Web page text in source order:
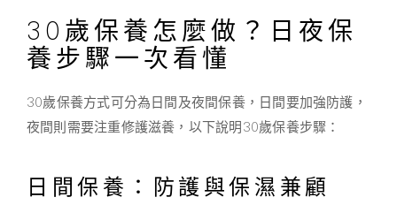
30歲保養怎麼做？日夜保
養步驟一次看懂
30歲保養方式可分為日間及夜間保養，日間要加強防護，
夜間則需要注重修護滋養，以下說明30歲保養步驟：
日間保養：防護與保濕兼顧